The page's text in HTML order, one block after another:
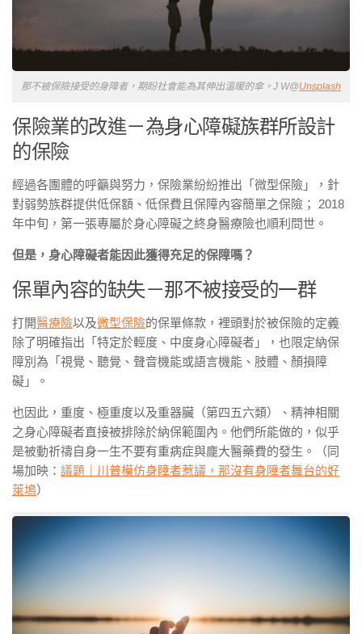
那不被保險接受的身障者，期盼社會能為其伸出溫暖的傘。J W@Unsplash
保險業的改進－為身心障礙族群所設計
的保險
經過各團體的呼籲與努力，保險業紛紛推出「微型保險」，針
對弱勢族群提供低保額、低保費且保障內容簡單之保險； 2018
年中旬，第一張專屬於身心障礙之終身醫療險也順利問世。
但是，身心障礙者能因此獲得充足的保障嗎？
保單內容的缺失－那不被接受的一群
打開醫療險以及微型保險的保單條款，裡頭對於被保險的定義
除了明確指出「特定於輕度、中度身心障礙者」，也限定納保
障別為「視覺、聽覺、聲音機能或語言機能、肢體、顏損障
礙」。
也因此，重度、極重度以及重器臟（第四五六類）、精神相關
之身心障礙者直接被排除於納保範圍內。他們所能做的，似乎
是被動祈禱自身一生不要有重病症與龐大醫藥費的發生。（同
場加映： 議題｜川普模仿身障者惹議，那沒有身障者舞台的好
萊塢）